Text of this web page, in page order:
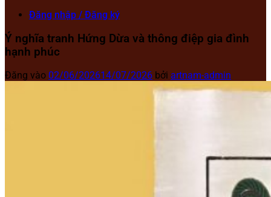
Đăng nhập / Đăng ký
Ý nghĩa tranh Hứng Dừa và thông điệp gia đình
hạnh phúc
Đăng vào 02/06/202614/07/2026 bởi artnam-admin